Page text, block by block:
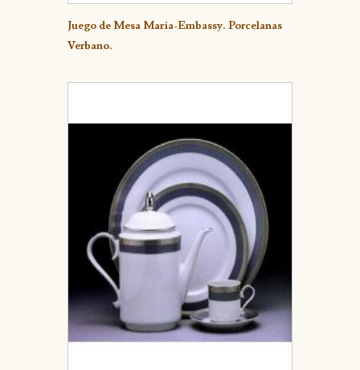
Detalle
Juego de Mesa Maria-Embassy. Porcelanas
Verbano.